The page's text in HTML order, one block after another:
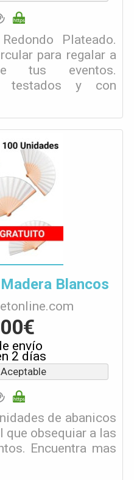
Plateado.
para regalar a
tus eventos.
testados y con
Blancos
envío
2 días
de abanicos
que obsequiar a las
Encuentra mas